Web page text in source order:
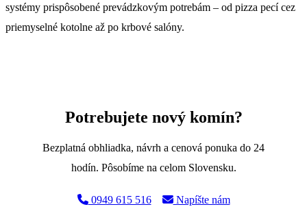
systémy prispôsobené prevádzkovým potrebám – od pizza pecí cez
priemyselné kotolne až po krbové salóny.
Potrebujete nový komín?
Bezplatná obhliadka, návrh a cenová ponuka do 24
hodín. Pôsobíme na celom Slovensku.
0949 615 516 Napíšte nám